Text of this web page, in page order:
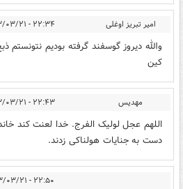
امیر تبریز اوغلی ۲۲:۳۴ - ۱۳۹۳/۰۳/۲۱
والله دیروز گوسفند گرفته بودیم نتونستم
کین
مهدیس ۲۲:۴۳ - ۱۳۹۳/۰۳/۲۱
اللهم عجل لولیک الفرج. خدا لعنت کند
دست به جنایات هولناکی زدند.
۲۲:۵۰ - ۱۳۹۳/۰۳/۲۱